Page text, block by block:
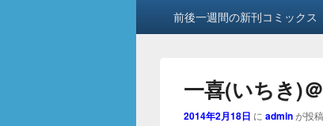
前後一週間の新刊コミックス
一喜(いちき)
2014年2月18日 に adminが投稿